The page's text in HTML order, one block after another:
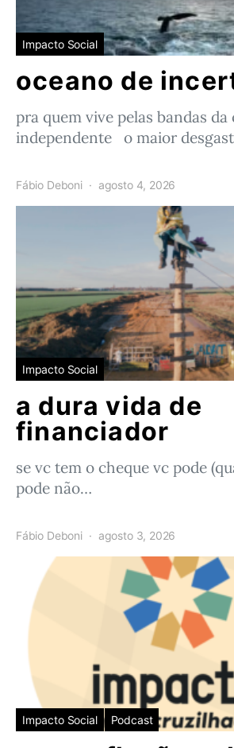
Impacto Social
oceano de
pra quem vive pelas bandas
independente o maior
Fábio Deboni agosto 4, 2026
Impacto Social
a dura vida de
financiador
se vc tem o cheque vc pode
pode não…
Fábio Deboni agosto 3, 2026
Impacto Social Podcast